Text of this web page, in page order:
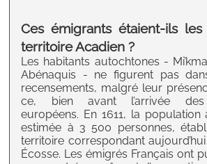
Ces émigrants étaient-ils
territoire Acadien ?
Les habitants autochtones -
Abénaquis - ne figurent pas
recensements, malgré leur
ce, bien avant l’arrivée des
européens. En 1611, la population
estimée à 3 500 personnes,
territoire correspondant
Écosse. Les émigrés Français ont